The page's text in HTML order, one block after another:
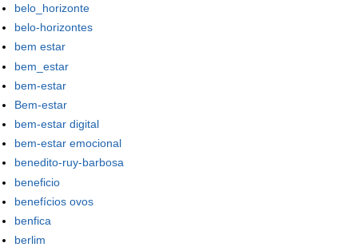
belo_horizonte
belo-horizontes
bem estar
bem_estar
bem-estar
Bem-estar
bem-estar digital
bem-estar emocional
benedito-ruy-barbosa
beneficio
benefícios ovos
benfica
berlim